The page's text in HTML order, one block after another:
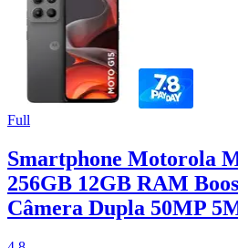
Full
Smartphone Motorola
256GB 12GB RAM
Câmera Dupla 50MP